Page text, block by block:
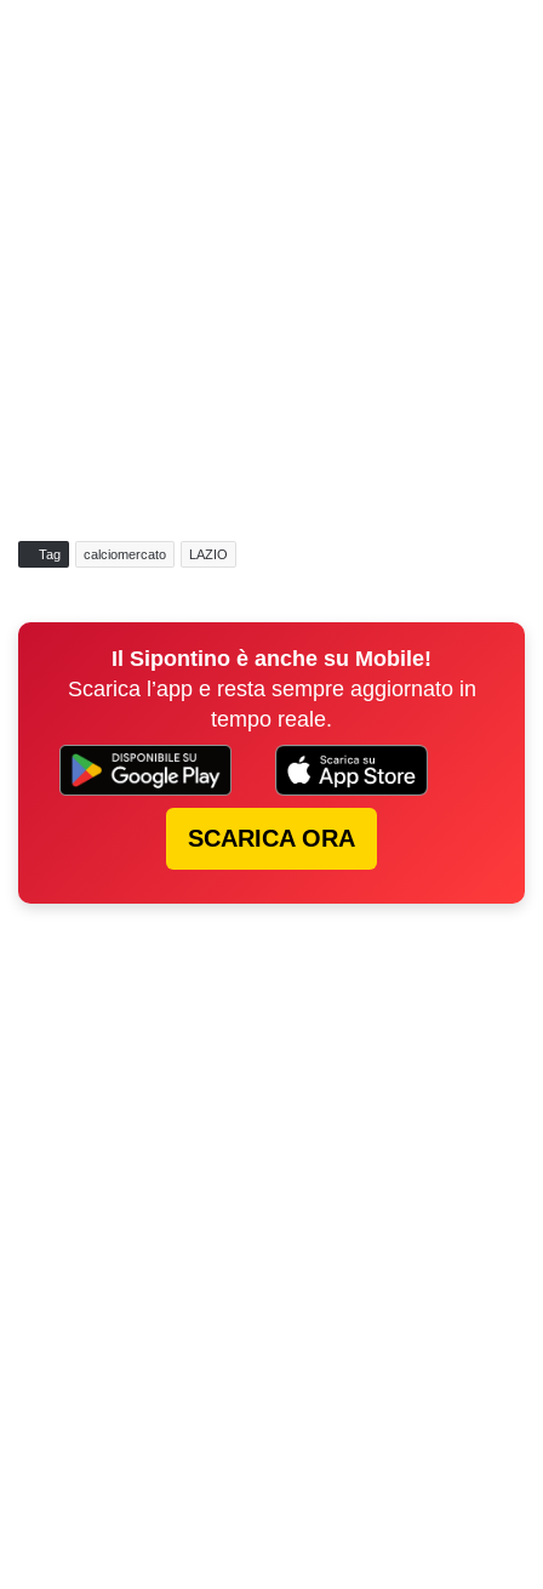
Tag calciomercato LAZIO
Il Sipontino è anche su Mobile!
Scarica l’app e resta sempre aggiornato in
tempo reale.
SCARICA ORA